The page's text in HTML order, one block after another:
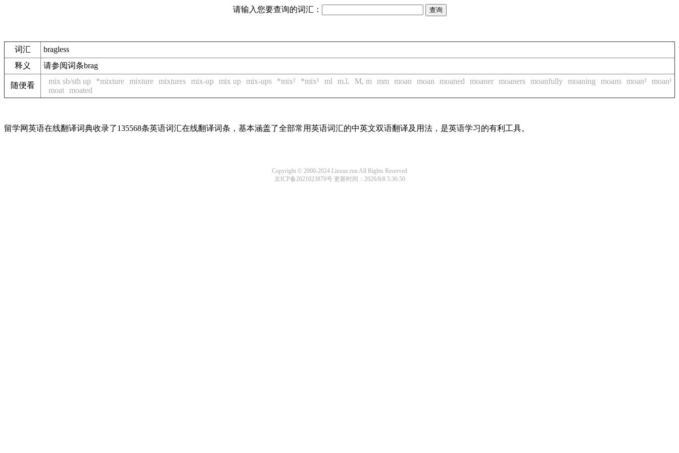
请输入您要查询的词汇：
词汇
bragless
释义
请参阅词条brag
随便看 mix sb/sth up *mixture mixture mixtures mix-up mix up mix-ups *mix² *mix¹ ml m.l. M, m mm moan moan moaned moaner moaners moanfully moaning moans moan² moan¹
moat moated
留学网英语在线翻译词典收录了135568条英语词汇在线翻译词条，基本涵盖了全部常用英语词汇的中英文双语翻译及用法，是英语学习的有利工具。
Copyright © 2000-2024 Liuxue.run All Rights Reserved
京ICP备2021023879号更新时间：2026/8/8 5:36:50